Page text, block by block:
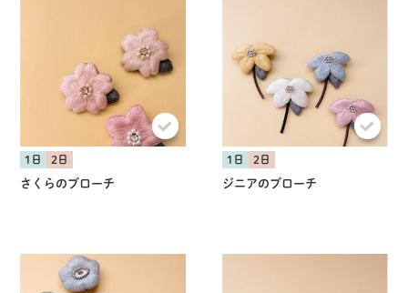
1日 2日
さくらのブローチ
1日 2日
ジニアのブローチ